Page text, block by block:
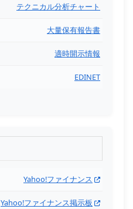
テクニカル分析チャート
大量保有報告書
適時開示情報
EDINET
Yahoo!ファイナンス
Yahoo!ファイナンス掲示板